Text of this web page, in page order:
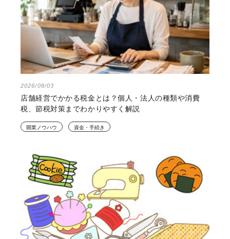
2026/08/03
店舗経営でかかる税金とは？個人・法人の種類や消費
税、節税対策までわかりやすく解説
開業ノウハウ 資金・手続き